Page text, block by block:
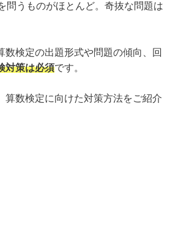
問うものがほとんど。奇抜な問題は
検定の出題形式や問題の傾向、回
対策は必須です。
数検定に向けた対策方法をご紹介